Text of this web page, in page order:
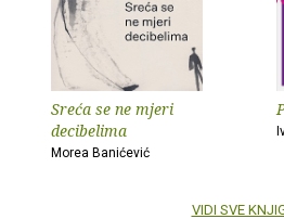
Sreća se ne mjeri
decibelima
Morea Banićević
VIDI SVE